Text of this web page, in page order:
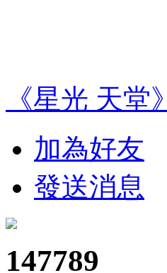
《星光 天堂》
加為好友
發送消息
147789